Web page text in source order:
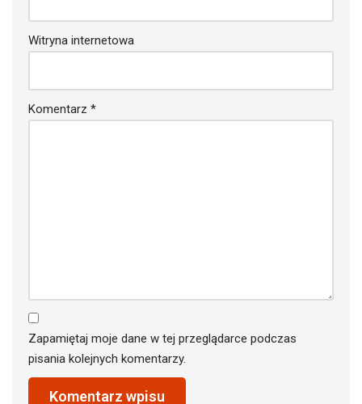
Witryna internetowa
Komentarz *
Zapamiętaj moje dane w tej przeglądarce podczas
pisania kolejnych komentarzy.